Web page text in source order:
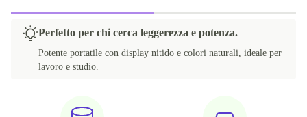
Perfetto per chi cerca leggerezza e potenza.
Potente portatile con display nitido e colori naturali, ideale per
lavoro e studio.